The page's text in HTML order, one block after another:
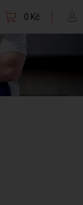
0 Kč